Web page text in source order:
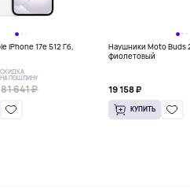
iPhone 17e 512 Гб,
СКИДКА
НА ПОШЛИНУ
81 641 ₽
Наушники Moto Buds
фиолетовый
19 158 ₽
КУПИТЬ